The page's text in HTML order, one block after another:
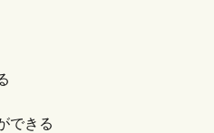
できる